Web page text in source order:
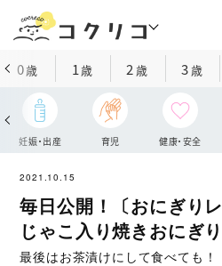
0歳 1歳 2 歳 3歳
妊娠・出産 育児 健康・安全
2021.10.15
毎日公開！〔おにぎり
じゃこ入り焼きおにぎり
最後はお茶漬けにして食べても！